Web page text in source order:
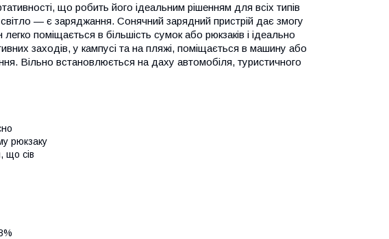
що робить його ідеальним рішенням для всіх типів
світло — є заряджання. Сонячний зарядний пристрій дає змогу
поміщається в більшість сумок або рюкзаків і ідеально
заходів, у кампусі та на пляжі, поміщається в машину або
Вільно встановлюється на даху автомобіля, туристичного
рюкзаку
що сів